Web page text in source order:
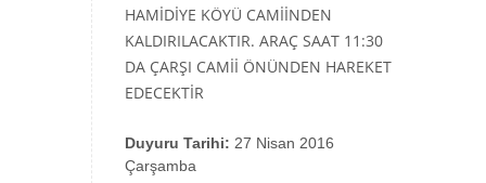
HAMİDİYE KÖYÜ CAMİİNDEN
KALDIRILACAKTIR. ARAÇ SAAT 11:30
DA ÇARŞI CAMİİ ÖNÜNDEN HAREKET
EDECEKTİR
Duyuru Tarihi: 27 Nisan 2016
Çarşamba